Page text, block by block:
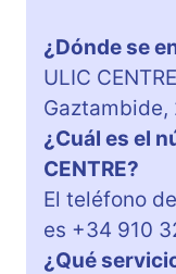
¿Dónde se
ULIC
Gaztambide,
¿Cuál es el
CENTRE?
El teléfono
es +34 910
¿Qué